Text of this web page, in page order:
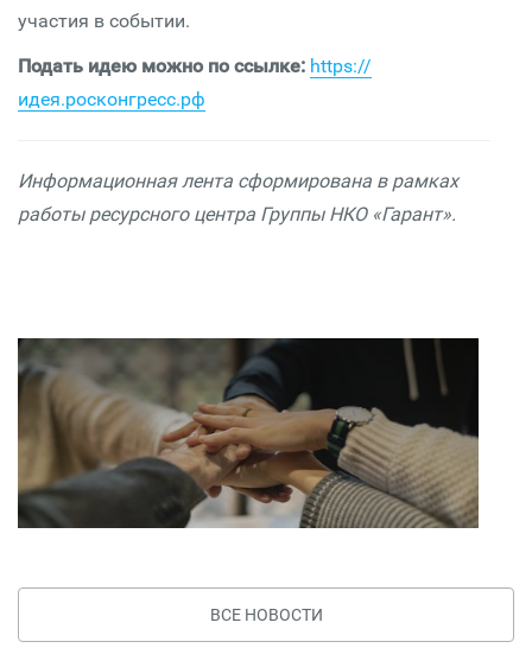
участия в событии.
Подать идею можно по ссылке: https://
идея.росконгресс.рф
Информационная лента сформирована в рамках
работы ресурсного центра Группы НКО «Гарант».
ВСЕ НОВОСТИ